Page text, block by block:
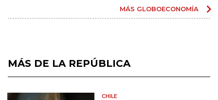
MÁS GLOBOECONOMÍA
MÁS DE LA REPÚBLICA
CHILE